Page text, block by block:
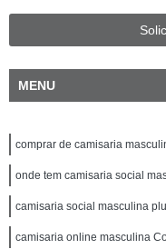
MENU
comprar de camisaria
onde tem camisaria social
camisaria social masculina
camisaria online masculina